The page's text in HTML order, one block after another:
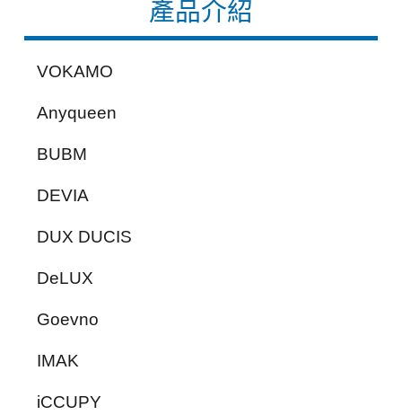
產品介紹
VOKAMO
Anyqueen
BUBM
DEVIA
DUX DUCIS
DeLUX
Goevno
IMAK
iCCUPY